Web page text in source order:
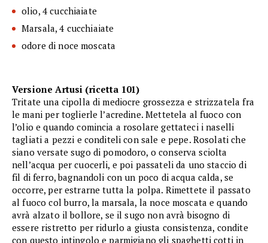
olio, 4 cucchiaiate
Marsala, 4 cucchiaiate
odore di noce moscata
Versione Artusi (ricetta 101)
Tritate una cipolla di mediocre grossezza e strizzatela fra
le mani per toglierle l’acredine. Mettetela al fuoco con
l’olio e quando comincia a rosolare gettateci i naselli
tagliati a pezzi e conditeli con sale e pepe. Rosolati che
siano versate sugo di pomodoro, o conserva sciolta
nell’acqua per cuocerli, e poi passateli da uno staccio di
fil di ferro, bagnandoli con un poco di acqua calda, se
occorre, per estrarne tutta la polpa. Rimettete il passato
al fuoco col burro, la marsala, la noce moscata e quando
avrà alzato il bollore, se il sugo non avrà bisogno di
essere ristretto per ridurlo a giusta consistenza, condite
con questo intingolo e parmigiano gli spaghetti cotti in